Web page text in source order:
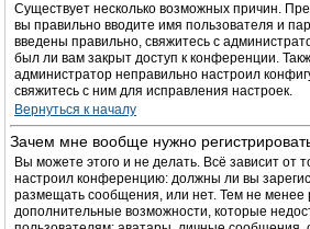
Существует несколько возможных причин.
вы правильно вводите имя пользователя и
введены правильно, свяжитесь с
был ли вам закрыт доступ к конференции.
администратор неправильно настроил
свяжитесь с ним для исправления настроек.
Вернуться к началу
Зачем мне вообще нужно
Вы можете этого и не делать. Всё зависит от
настроил конференцию: должны ли вы
размещать сообщения, или нет. Тем не менее
дополнительные возможности, которые